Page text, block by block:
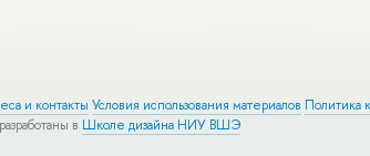
и контакты Условия использования материалов Политика
в Школе дизайна НИУ ВШЭ